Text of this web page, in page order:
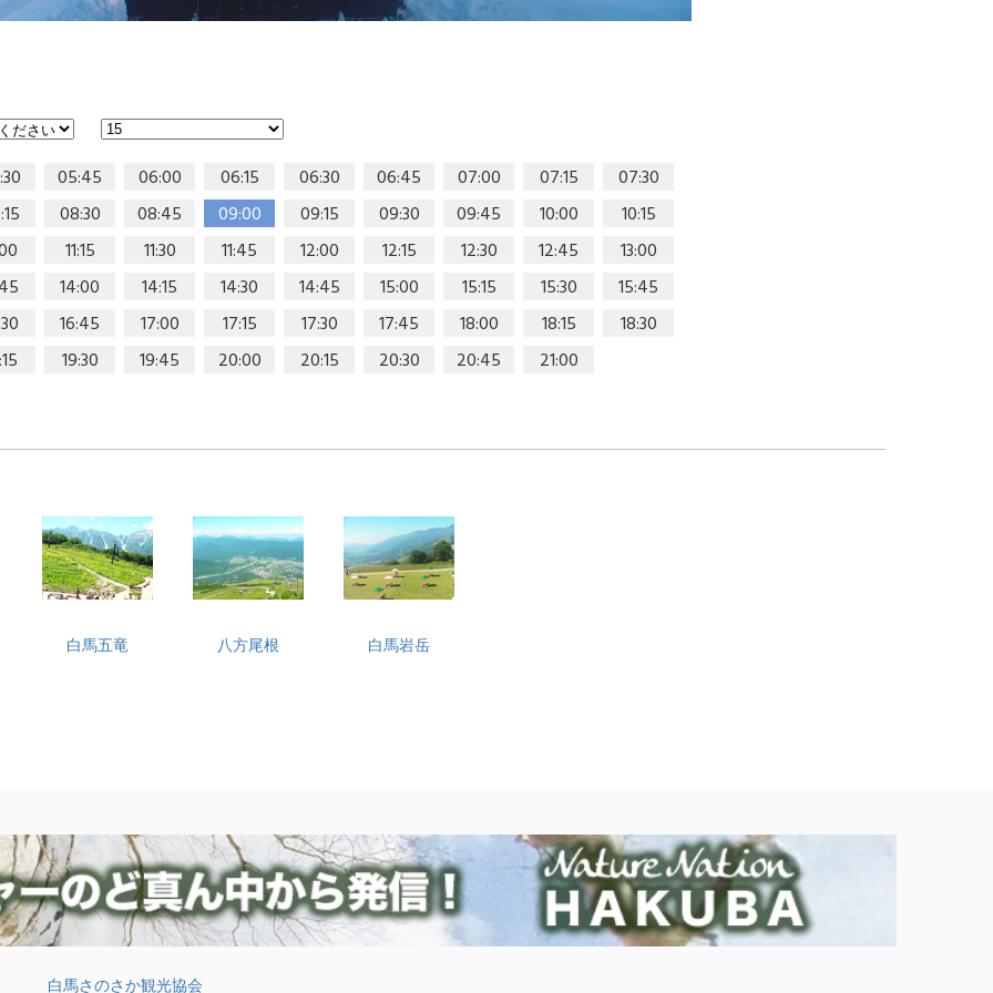
05:45 06:00 06:15 06:30 06:45 07:00 07:15
07:30
08:30 08:45 09:00 09:15 09:30 09:45 10:00
10:15
11:15 11:30 11:45 12:00 12:15 12:30 12:45
13:00
14:00 14:15 14:30 14:45 15:00 15:15 15:30
15:45
16:45 17:00 17:15 17:30 17:45 18:00 18:15
18:30
19:30 19:45 20:00 20:15 20:30 20:45 21:00
白馬五竜 八方尾根 白馬岩岳